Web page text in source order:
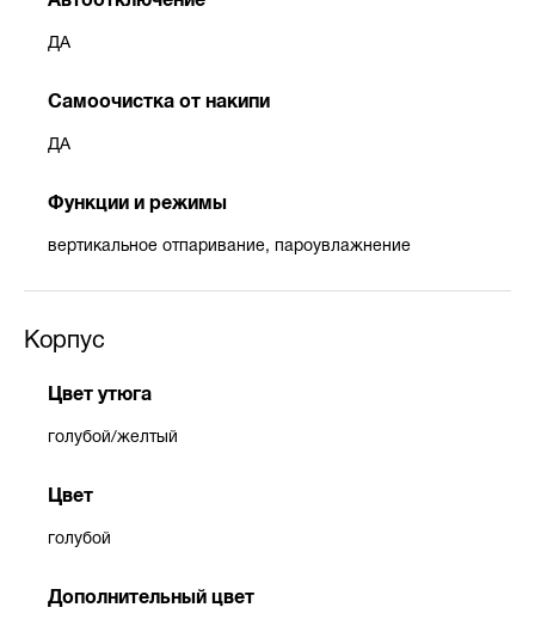
ДА
Самоочистка от накипи
ДА
Функции и режимы
вертикальное отпаривание, пароувлажнение
Корпус
Цвет утюга
голубой/желтый
Цвет
голубой
Дополнительный цвет